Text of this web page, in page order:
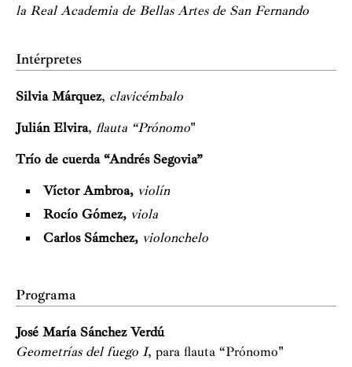
la Real Academia de Bellas Artes de San Fernando
Intérpretes
Silvia Márquez, clavicémbalo
Julián Elvira, flauta “Prónomo"
Trío de cuerda “Andrés Segovia”
Víctor Ambroa, violín
Rocío Gómez, viola
Carlos Sámchez, violonchelo
Programa
José María Sánchez Verdú
Geometrías del fuego I, para flauta “Prónomo"